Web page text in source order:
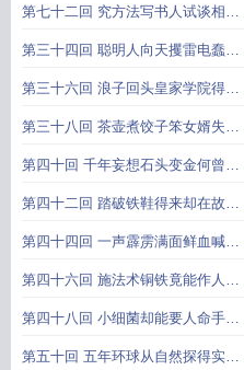
察父和子红果蝇白果蝇 摩尔根细究
雌与雄遗传学说的创立
第七十二回 究方法写书人试谈相似
论论精神有志者不屈事竟成结束语
第三十四回 聪明人向天攫雷电蠢国
王要改避雷针电的本质的发现
第三十六回 浪子回头皇家学院得奇
士功夫到处元素家族添新丁钾钠等
新元素的发现
第三十八回 茶壶煮饺子笨女婿失去
讲座实验加方程物理学登上高峰电
磁理论的创立
第四十回 千年妄想石头变金何曾见
一朝点破物质本性各不同原子论的
创立
第四十二回 踏破铁鞋得来却在故纸
堆种瓜得豆辛苦总会有收成惰性气
体的发现
第四十四回 一声霹雳满面鲜血喊胜
利万贯资财留作基金励后人强力安
全炸药的发明
第四十六回 施法术铜铁竟能作人语
用心机棉线也会放光明电灯的发明
第四十八回 小细菌却能要人命手术
刀竟是杀人刀微生物学的开创
第五十回 五年环球从自然探得实际